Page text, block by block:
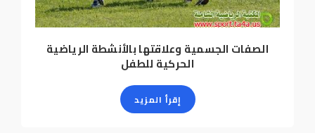
الصفات الجسمية وعلاقتها بالأنشطة الرياضية
الحركية للطفل
إقرأ المزيد